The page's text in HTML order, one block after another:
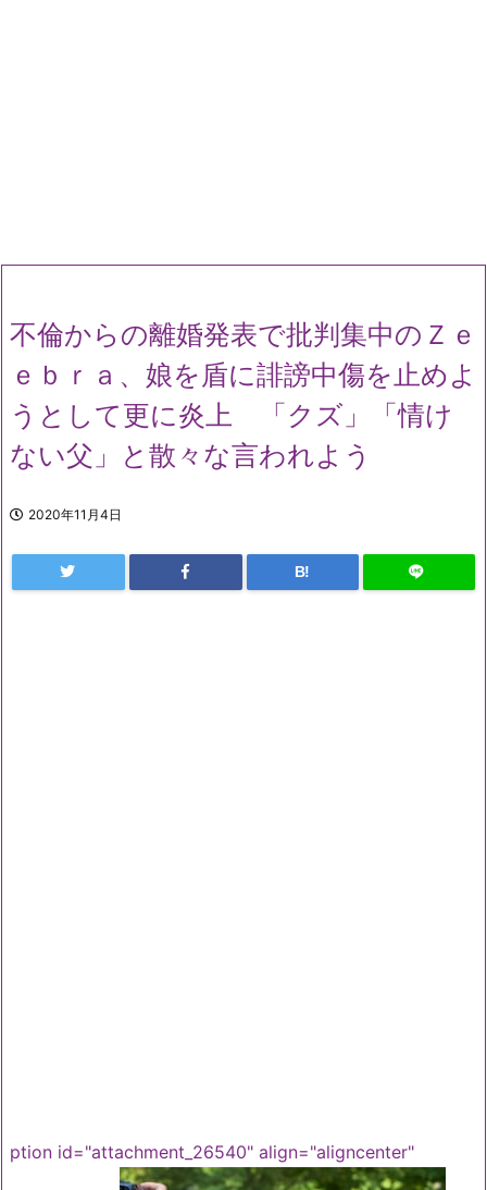
不倫からの離婚発表で批判集中のＺｅ
ｅｂｒａ、娘を盾に誹謗中傷を止めよ
うとして更に炎上 「クズ」「情け
ない父」と散々な言われよう
2020年11月4日
B!
ption id="attachment_26540" align="aligncenter"